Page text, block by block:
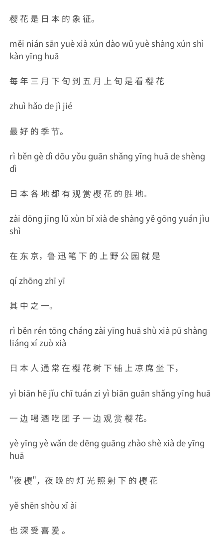
樱 花 是 日 本 的 象 征。
měi nián sān yuè xià xún dào wǔ yuè shànɡ xún shì
kàn yīnɡ huā
每 年 三 月 下 旬 到 五 月 上 旬 是 看 樱 花
zhuì hǎo de jì jié
最 好 的 季 节。
rì běn ɡè dì dōu yǒu ɡuān shǎnɡ yīnɡ huā de shènɡ
dì
日 本 各 地 都 有 观 赏 樱 花 的 胜 地。
zài dōnɡ jīnɡ lǔ xùn bǐ xià de shànɡ yě ɡōnɡ yuán jìu
shì
在 东 京，鲁 迅 笔 下 的 上 野 公 园 就 是
qí zhōnɡ zhī yī
其 中 之 一。
rì běn rén tōnɡ chánɡ zài yīnɡ huā shù xià pū shànɡ
liánɡ xí zuò xià
日 本 人 通 常 在 樱 花 树 下 铺 上 凉 席 坐 下，
yì biān hē jǐu chī tuán zi yì biān ɡuān shǎnɡ yīnɡ huā
一 边 喝 酒 吃 团 子 一 边 观 赏 樱 花。
yè yīnɡ yè wǎn de dēnɡ ɡuānɡ zhào shè xià de yīnɡ
huā
"夜 樱"，夜 晚 的 灯 光 照 射 下 的 樱 花
yě shēn shòu xǐ ài
也 深 受 喜 爱 。